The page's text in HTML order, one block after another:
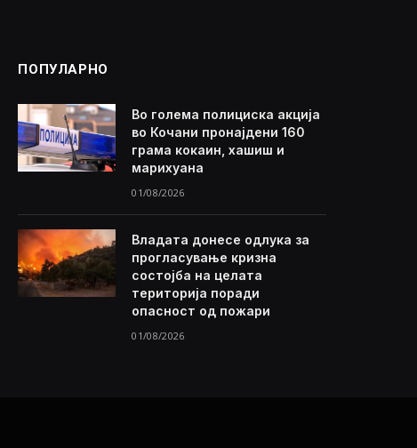
ПОПУЛАРНО
Во голема полициска акција
во Кочани пронајдени 160
грама кокаин, хашиш и
марихуана
01/08/2026
Владата донесе одлука за
прогласување кризна
состојба на целата
територија поради
опасност од пожари
01/08/2026